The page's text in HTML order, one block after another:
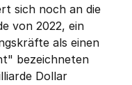
sich noch an die
von 2022, ein
als einen
bezeichneten
Dollar